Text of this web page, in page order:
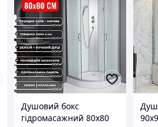
Душовий бокс
гідромасажний 80x80